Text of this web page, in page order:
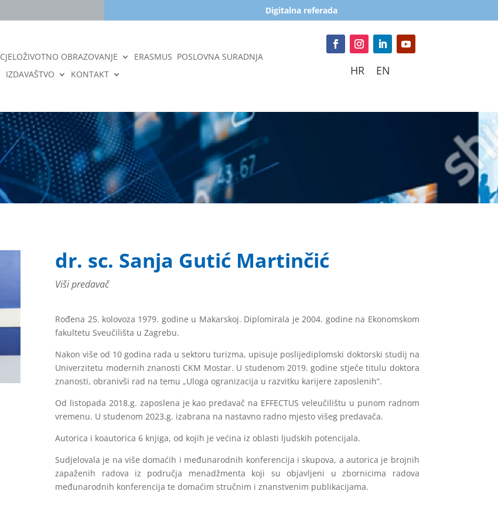
Digitalna referada
CJELOŽIVOTNO OBRAZOVANJE ERASMUS POSLOVNA SURADNJA
IZDAVAŠTVO
KONTAKT HR EN
dr. sc. Sanja Gutić Martinčić
Viši predavač
Rođena 25. kolovoza 1979. godine u Makarskoj. Diplomirala je 2004. godine na Ekonomskom
fakultetu Sveučilišta u Zagrebu.
Nakon više od 10 godina rada u sektoru turizma, upisuje poslijediplomski doktorski studij na
Univerzitetu modernih znanosti CKM Mostar. U studenom 2019. godine stječe titulu doktora
znanosti, obranivši rad na temu „Uloga ogranizacija u razvitku karijere zaposlenih“.
Od listopada 2018.g. zaposlena je kao predavač na EFFECTUS veleučilištu u punom radnom
vremenu. U studenom 2023.g. izabrana na nastavno radno mjesto višeg predavača.
Autorica i koautorica 6 knjiga, od kojih je većina iz oblasti ljudskih potencijala.
Sudjelovala je na više domaćih i međunarodnih konferencija i skupova, a autorica je brojnih
zapaženih radova iz područja menadžmenta koji su objavljeni u zbornicima radova
međunarodnih konferencija te domaćim stručnim i znanstvenim publikacijama.